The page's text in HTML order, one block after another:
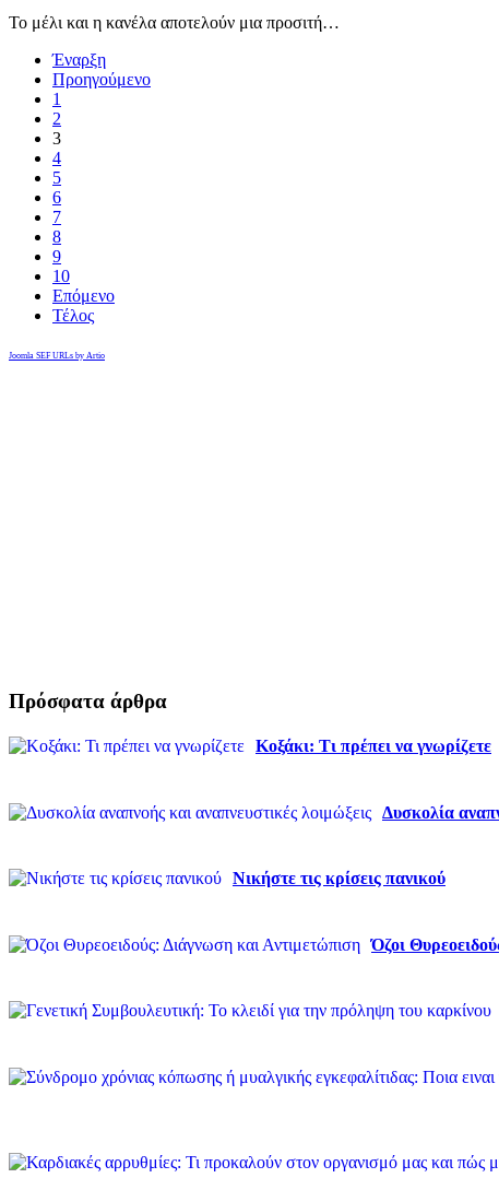
Το μέλι και η κανέλα αποτελούν μια προσιτή…
Έναρξη
Προηγούμενο
1
2
3
4
5
6
7
8
9
10
Επόμενο
Τέλος
Joomla SEF URLs by Artio
Πρόσφατα άρθρα
Κοξάκι: Τι πρέπει να γνωρίζετε
Δυσκολία
Νικήστε τις κρίσεις πανικού
Όζοι